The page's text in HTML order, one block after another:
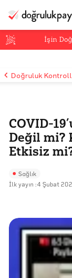
İşin
Doğruluk
COVID-
Değil mi?
Etkisiz
Sağlık
İlk yayın :4 Şubat